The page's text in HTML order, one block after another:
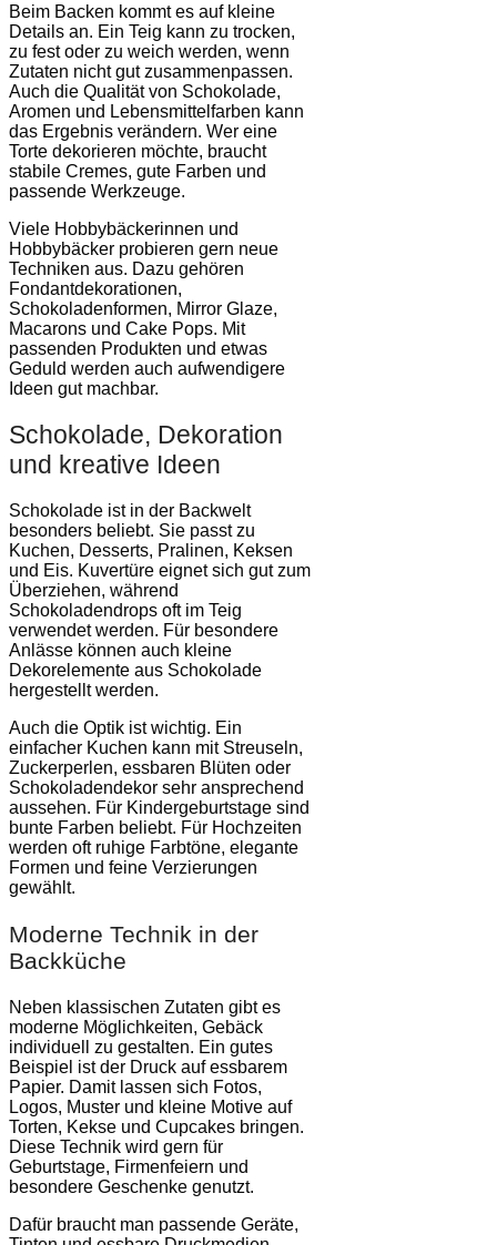
Beim Backen kommt es auf kleine
Details an. Ein Teig kann zu trocken,
zu fest oder zu weich werden, wenn
Zutaten nicht gut zusammenpassen.
Auch die Qualität von Schokolade,
Aromen und Lebensmittelfarben kann
das Ergebnis verändern. Wer eine
Torte dekorieren möchte, braucht
stabile Cremes, gute Farben und
passende Werkzeuge.
Viele Hobbybäckerinnen und
Hobbybäcker probieren gern neue
Techniken aus. Dazu gehören
Fondantdekorationen,
Schokoladenformen, Mirror Glaze,
Macarons und Cake Pops. Mit
passenden Produkten und etwas
Geduld werden auch aufwendigere
Ideen gut machbar.
Schokolade, Dekoration
und kreative Ideen
Schokolade ist in der Backwelt
besonders beliebt. Sie passt zu
Kuchen, Desserts, Pralinen, Keksen
und Eis. Kuvertüre eignet sich gut zum
Überziehen, während
Schokoladendrops oft im Teig
verwendet werden. Für besondere
Anlässe können auch kleine
Dekorelemente aus Schokolade
hergestellt werden.
Auch die Optik ist wichtig. Ein
einfacher Kuchen kann mit Streuseln,
Zuckerperlen, essbaren Blüten oder
Schokoladendekor sehr ansprechend
aussehen. Für Kindergeburtstage sind
bunte Farben beliebt. Für Hochzeiten
werden oft ruhige Farbtöne, elegante
Formen und feine Verzierungen
gewählt.
Moderne Technik in der
Backküche
Neben klassischen Zutaten gibt es
moderne Möglichkeiten, Gebäck
individuell zu gestalten. Ein gutes
Beispiel ist der Druck auf essbarem
Papier. Damit lassen sich Fotos,
Logos, Muster und kleine Motive auf
Torten, Kekse und Cupcakes bringen.
Diese Technik wird gern für
Geburtstage, Firmenfeiern und
besondere Geschenke genutzt.
Dafür braucht man passende Geräte,